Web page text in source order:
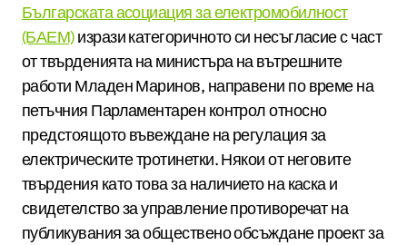
Българската асоциация за електромобилност
(БАЕМ)изрази категоричното си несъгласие с част
от твърденията на министъра на вътрешните
работи Младен Маринов, направени по време на
петъчния Парламентарен контрол относно
предстоящото въвеждане на регулация за
електрическите тротинетки. Някои от неговите
твърдения като това за наличието на каска и
свидетелство за управление противоречат на
публикувания за обществено обсъждане проект за